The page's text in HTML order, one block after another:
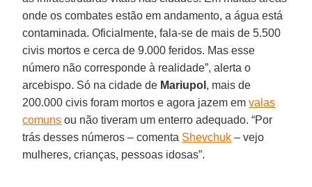
onde os combates estão em andamento, a água está
contaminada. Oficialmente, fala-se de mais de 5.500
civis mortos e cerca de 9.000 feridos. Mas esse
número não corresponde à realidade”, alerta o
arcebispo. Só na cidade de Mariupol , mais de
200.000 civis foram mortos e agora jazem emvalas
comuns ou não tiveram um enterro adequado. “Por
trás desses números – comenta Shevchuk – vejo
mulheres, crianças, pessoas idosas”.